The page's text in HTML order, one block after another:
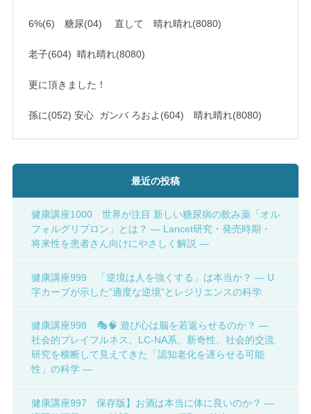
6%(6) 糖尿(04) 直して 晴れ晴れ(8080)
老子(604) 晴れ晴れ(8080)
更に頂きました！
孫に(052) 安心 ガンバ ろおよ(604) 晴れ晴れ(8080)
最近の投稿
健康講座1000 世界が注目 新しい糖尿病の飲み薬「オル
フォルグリプロン」とは？ ― Lancet研究・発売時期・
将来性を患者さん向けにやさしく解説 ―
健康講座999 「逆境は人を強くする」は本当か？ ― U
字カーブが示した“適度な逆境”とレジリエンスの科学
健康講座998 🎭🧠 遊び心は脳を若返らせるのか？ ―
社会的プレイフルネス、LC-NA系、新奇性、社会的交流
研究を横断して見えてきた「認知老化を遅らせる可能
性」の科学 ―
健康講座997 保存版】お酒は本当に体に良いのか？ ―